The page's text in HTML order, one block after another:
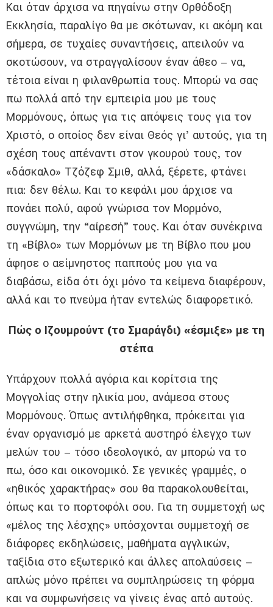
Και όταν άρχισα να πηγαίνω στην Ορθόδοξη
Εκκλησία, παραλίγο θα με σκότωναν, κι ακόμη και
σήμερα, σε τυχαίες συναντήσεις, απειλούν να
σκοτώσουν, να στραγγαλίσουν έναν άθεο – να,
τέτοια είναι η φιλανθρωπία τους. Μπορώ να σας
πω πολλά από την εμπειρία μου με τους
Μορμόνους, όπως για τις απόψεις τους για τον
Χριστό, ο οποίος δεν είναι Θεός γι’ αυτούς, για τη
σχέση τους απέναντι στον γκουρού τους, τον
«δάσκαλο» Τζόζεφ Σμιθ, αλλά, ξέρετε, φτάνει
πια: δεν θέλω. Και το κεφάλι μου άρχισε να
πονάει πολύ, αφού γνώρισα τον Μορμόνο,
συγγνώμη, την “αίρεσή” τους. Και όταν συνέκρινα
τη «Βίβλο» των Μορμόνων με τη Βίβλο που μου
άφησε ο αείμνηστος παππούς μου για να
διαβάσω, είδα ότι όχι μόνο τα κείμενα διαφέρουν,
αλλά και το πνεύμα ήταν εντελώς διαφορετικό.
Πώς ο Ιζουμρούντ (το Σμαράγδι) «έσμιξε» με τη
στέπα
Υπάρχουν πολλά αγόρια και κορίτσια της
Μογγολίας στην ηλικία μου, ανάμεσα στους
Μορμόνους. Όπως αντιλήφθηκα, πρόκειται για
έναν οργανισμό με αρκετά αυστηρό έλεγχο των
μελών του – τόσο ιδεολογικό, αν μπορώ να το
πω, όσο και οικονομικό. Σε γενικές γραμμές, ο
«ηθικός χαρακτήρας» σου θα παρακολουθείται,
όπως και το πορτοφόλι σου. Για τη συμμετοχή ως
«μέλος της λέσχης» υπόσχονται συμμετοχή σε
διάφορες εκδηλώσεις, μαθήματα αγγλικών,
ταξίδια στο εξωτερικό και άλλες απολαύσεις –
απλώς μόνο πρέπει να συμπληρώσεις τη φόρμα
και να συμφωνήσεις να γίνεις ένας από αυτούς.